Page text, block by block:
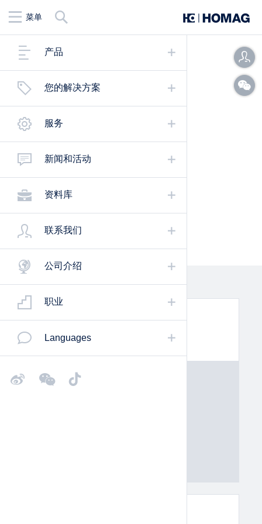
菜单
纸箱裁切机PAQTEQ C-250
每个包装都如同一件定制的西装
产品
您的解决方案
服务
新闻和活动
资料库
联系我们
公司介绍
职业
Languages